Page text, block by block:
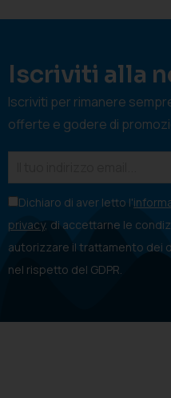
Iscriviti alla
Iscriviti per rimanere
offerte e godere di
Dichiaro di aver letto l'
privacy, di accettarne le
autorizzare il trattamento dei
nel rispetto del GDPR.